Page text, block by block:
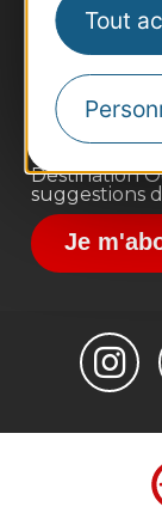
Tout
Pros
Site
Voyagistes
Inscrivez-
Destination
suggestions
Je